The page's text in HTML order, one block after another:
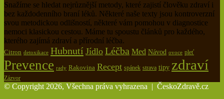
Snažíme se hledat nejrůznější metody, které zajistí člověku zdraví i
bez každodenního braní léků. Některé naše texty jsou kontroverzní
svou metodickou odlišností, některé vám pomohou v diagnostice
nemoci klasickou cestou. Máme tu spoustu článků pro každého,
kterého zajímá zdraví a přírodní léčba.
Citron detoxikace Hubnutí Jídlo Léčba Med Návod ovoce pleť
Prevence rady Rakovina Recept spánek strava tipy zdraví
Zázvor
© Copyright 2026, Všechna práva vyhrazena | ČeskoZdravě.cz